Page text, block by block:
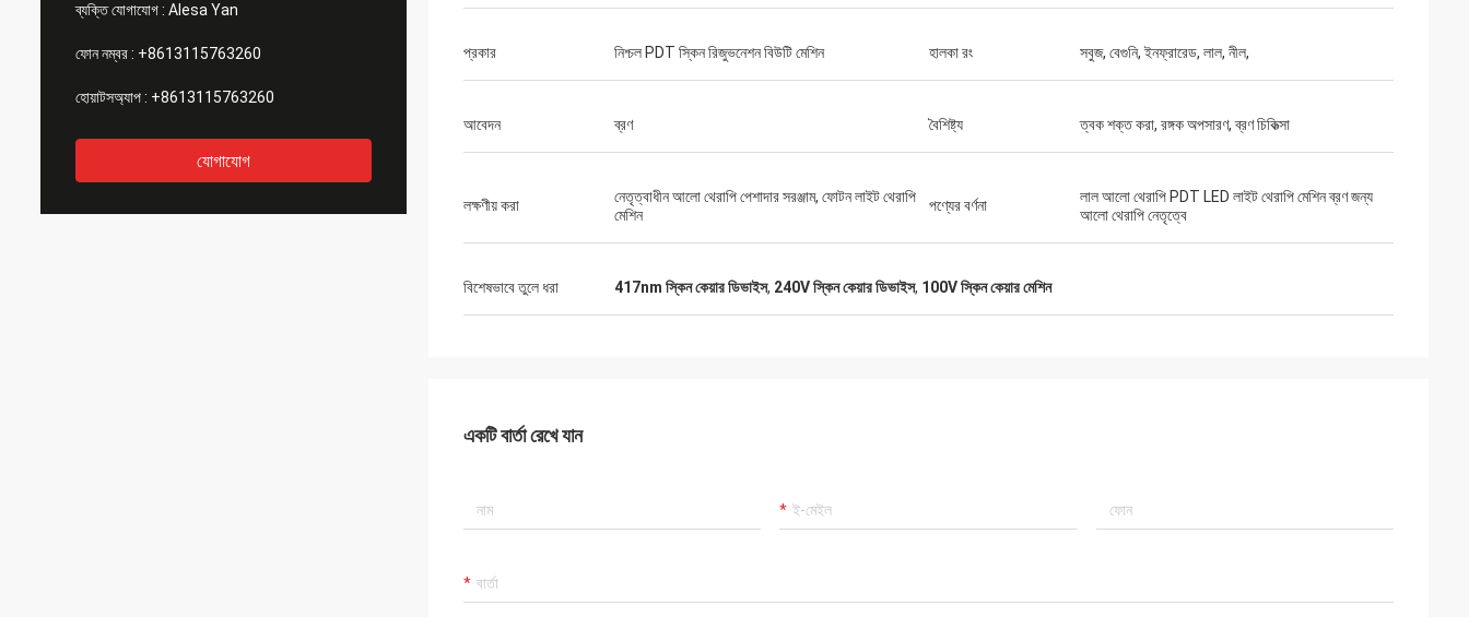
ব্যক্তি যোগাযোগ : Alesa Yan
ফোন নম্বর : +8613115763260
হোয়াটসঅ্যাপ : +8613115763260
যোগাযোগ
প্রকার নিশ্চল PDT স্কিন রিজুভনেশন বিউটি মেশিন হালকা রং সবুজ, বেগুনি, ইনফ্রারেড, লাল, নীল,
আবেদন ব্রণ বৈশিষ্ট্য ত্বক শক্ত করা, রঙ্গক অপসারণ, ব্রণ চিকিত্সা
লক্ষণীয় করা
নেতৃত্বাধীন আলো থেরাপি পেশাদার সরঞ্জাম, ফোটন লাইট থেরাপি
মেশিন
পণ্যের বর্ণনা
লাল আলো থেরাপি PDT LED লাইট থেরাপি মেশিন ব্রণ জন্য
আলো থেরাপি নেতৃত্বে
বিশেষভাবে তুলে ধরা 417nm স্কিন কেয়ার ডিভাইস, 240V স্কিন কেয়ার ডিভাইস, 100V স্কিন কেয়ার মেশিন
একটি বার্তা রেখে যান